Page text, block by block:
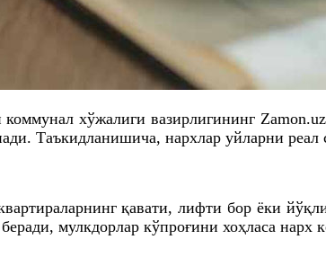
хўжалиги вазирлигининг
Таъкидланишича, нархлар уйларни
қавати, лифти бор ёки
мулкдорлар кўпроғини хоҳласа